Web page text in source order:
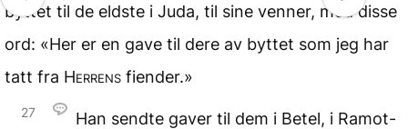
byttet til de eldste i Juda, til sine venner, med disse
ord: «Her er en gave til dere av byttet som jeg har
tatt fra Herrens fiender.»
27
Han sendte gaver til dem i Betel, i Ramot-